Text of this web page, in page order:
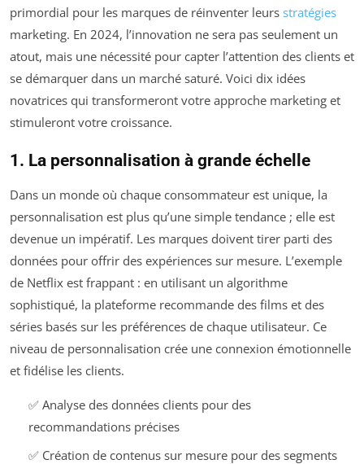
primordial pour les marques de réinventer leurs stratégies
marketing. En 2024, l’innovation ne sera pas seulement un
atout, mais une nécessité pour capter l’attention des clients et
se démarquer dans un marché saturé. Voici dix idées
novatrices qui transformeront votre approche marketing et
stimuleront votre croissance.
1. La personnalisation à grande échelle
Dans un monde où chaque consommateur est unique, la
personnalisation est plus qu’une simple tendance ; elle est
devenue un impératif. Les marques doivent tirer parti des
données pour offrir des expériences sur mesure. L’exemple
de Netflix est frappant : en utilisant un algorithme
sophistiqué, la plateforme recommande des films et des
séries basés sur les préférences de chaque utilisateur. Ce
niveau de personnalisation crée une connexion émotionnelle
et fidélise les clients.
✅ Analyse des données clients pour des
recommandations précises
✅ Création de contenus sur mesure pour des segments